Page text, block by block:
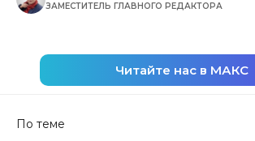
ЗАМЕСТИТЕЛЬ ГЛАВНОГО РЕДАКТОРА
Читайте нас в МАКС
По теме